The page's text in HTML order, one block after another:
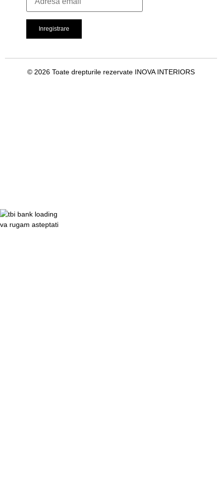
© 2026 Toate drepturile rezervate INOVA INTERIORS
va rugam asteptati